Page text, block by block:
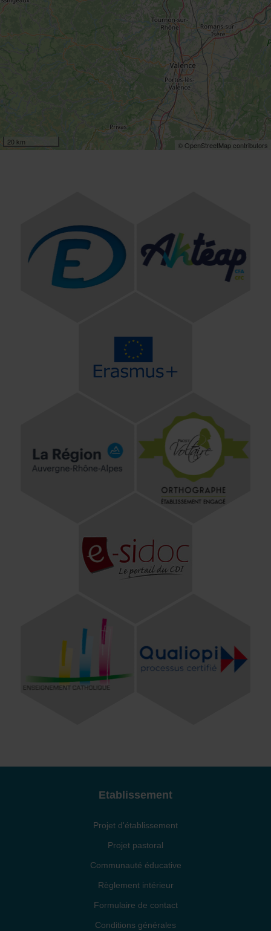
20 km © OpenStreetMap contributors
Etablissement
Projet d'établissement
Projet pastoral
Communauté éducative
Règlement intérieur
Formulaire de contact
Conditions générales